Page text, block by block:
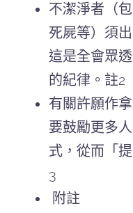
不潔淨者（
死屍等）須
這是全會眾
的紀律。註2
有關許願作
要鼓勵更多
式，從而「
3
附註